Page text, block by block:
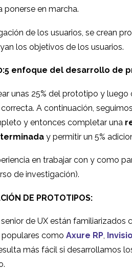
ponerse en marcha.
de los usuarios, se crean
los objetivos de los usuarios.
enfoque del desarrollo de
unas 25% del prototipo y
A continuación, seguimos
y entonces completar una
y permitir un 5%
en trabajar con y como
de investigación).
DE PROTOTIPOS:
de UX están
como Axure RP,
más fácil si desarrollamos